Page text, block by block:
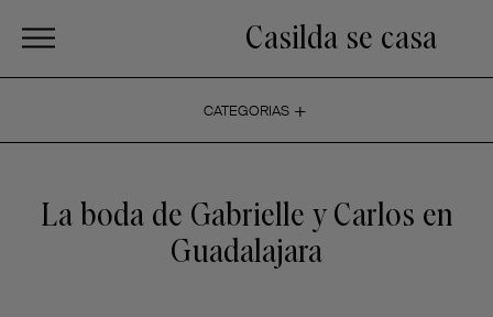
Casilda se casa
CATEGORIAS +
La boda de Gabrielle y Carlos en
Guadalajara